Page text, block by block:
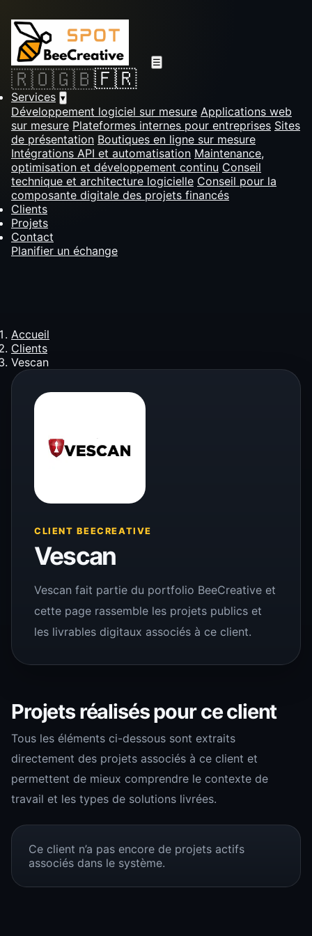
☰
🇷🇴🇬🇧🇫🇷
Services ▾
Développement logiciel sur mesure Applications web
sur mesure Plateformes internes pour entreprises Sites
de présentation Boutiques en ligne sur mesure
Intégrations API et automatisation Maintenance,
optimisation et développement continu Conseil
technique et architecture logicielle Conseil pour la
composante digitale des projets financés
Clients
Projets
Contact
Planifier un échange
Accueil
Clients
Vescan
CLIENT BEECREATIVE
Vescan
Vescan fait partie du portfolio BeeCreative et
cette page rassemble les projets publics et
les livrables digitaux associés à ce client.
Projets réalisés pour ce client
Tous les éléments ci-dessous sont extraits
directement des projets associés à ce client et
permettent de mieux comprendre le contexte de
travail et les types de solutions livrées.
Ce client n’a pas encore de projets actifs
associés dans le système.